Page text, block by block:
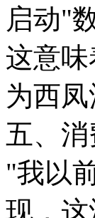
启动"
这意
为西
五、
"我以
现，